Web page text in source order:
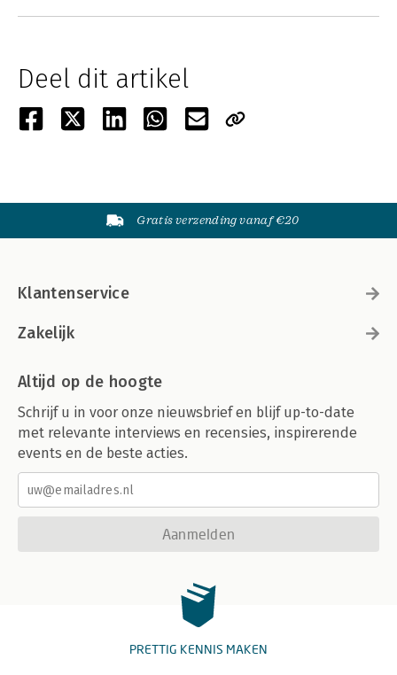
Deel dit artikel
Gratis verzending vanaf €20
Klantenservice
Zakelijk
Altijd op de hoogte
Schrijf u in voor onze nieuwsbrief en blijf up-to-date
met relevante interviews en recensies, inspirerende
events en de beste acties.
Aanmelden
PRETTIG KENNIS MAKEN